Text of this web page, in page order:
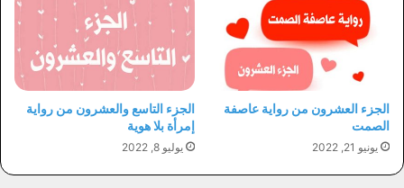
الجزء العشرون من رواية عاصفة
الصمت
يونيو 21, 2022
الجزء التاسع والعشرون من رواية
إمرأة بلا هوية
يوليو 8, 2022